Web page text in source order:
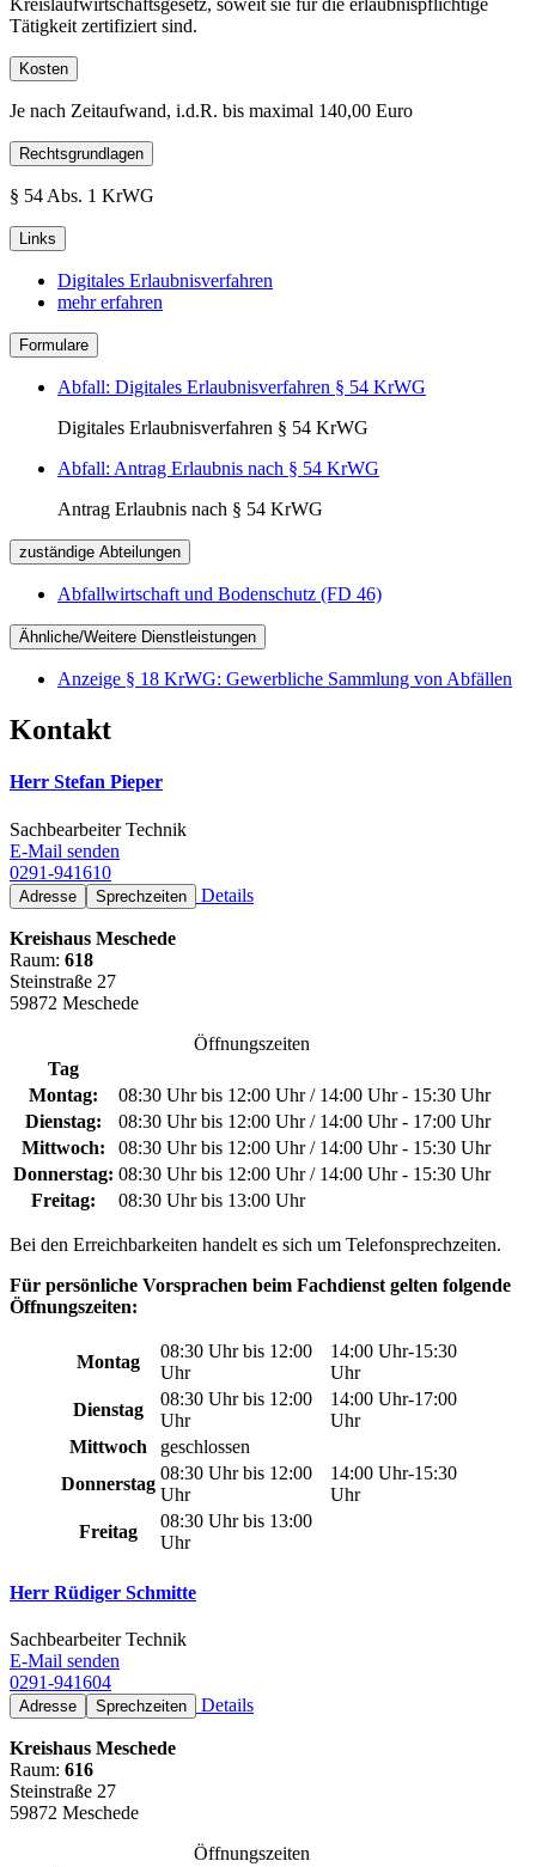
Kreislaufwirtschaftsgesetz, soweit sie für die erlaubnispflichtige
Tätigkeit zertifiziert sind.
Kosten
Je nach Zeitaufwand, i.d.R. bis maximal 140,00 Euro
Rechtsgrundlagen
§ 54 Abs. 1 KrWG
Links
Digitales Erlaubnisverfahren
mehr erfahren
Formulare
Abfall: Digitales Erlaubnisverfahren § 54 KrWG
Digitales Erlaubnisverfahren § 54 KrWG
Abfall: Antrag Erlaubnis nach § 54 KrWG
Antrag Erlaubnis nach § 54 KrWG
zuständige Abteilungen
Abfallwirtschaft und Bodenschutz (FD 46)
Ähnliche/Weitere Dienstleistungen
Anzeige § 18 KrWG: Gewerbliche Sammlung von Abfällen
Kontakt
Herr Stefan Pieper
Sachbearbeiter Technik
E-Mail senden
0291-941610
Adresse Sprechzeiten Details
Kreishaus Meschede
Raum: 618
Steinstraße 27
59872 Meschede
Öffnungszeiten
Tag
Montag:
08:30 Uhr bis 12:00 Uhr / 14:00 Uhr - 15:30 Uhr
Dienstag:
08:30 Uhr bis 12:00 Uhr / 14:00 Uhr - 17:00 Uhr
Mittwoch:
08:30 Uhr bis 12:00 Uhr / 14:00 Uhr - 15:30 Uhr
Donnerstag: 08:30 Uhr bis 12:00 Uhr / 14:00 Uhr - 15:30 Uhr
Freitag:
08:30 Uhr bis 13:00 Uhr
Bei den Erreichbarkeiten handelt es sich um Telefonsprechzeiten.
Für persönliche Vorsprachen beim Fachdienst gelten folgende
Öffnungszeiten:
Montag
08:30 Uhr bis 12:00
Uhr
14:00 Uhr-15:30
Uhr
Dienstag
08:30 Uhr bis 12:00
Uhr
14:00 Uhr-17:00
Uhr
Mittwoch
geschlossen
Donnerstag
08:30 Uhr bis 12:00
Uhr
14:00 Uhr-15:30
Uhr
Freitag
08:30 Uhr bis 13:00
Uhr
Herr Rüdiger Schmitte
Sachbearbeiter Technik
E-Mail senden
0291-941604
Adresse Sprechzeiten Details
Kreishaus Meschede
Raum: 616
Steinstraße 27
59872 Meschede
Öffnungszeiten